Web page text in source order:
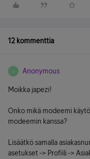
12 kommenttia
A Anonymous
Moikka japezi!
Onko mikä modeemi
modeemin kanssa?
Lisäätkö samalla
asetukset -> Profiili ->